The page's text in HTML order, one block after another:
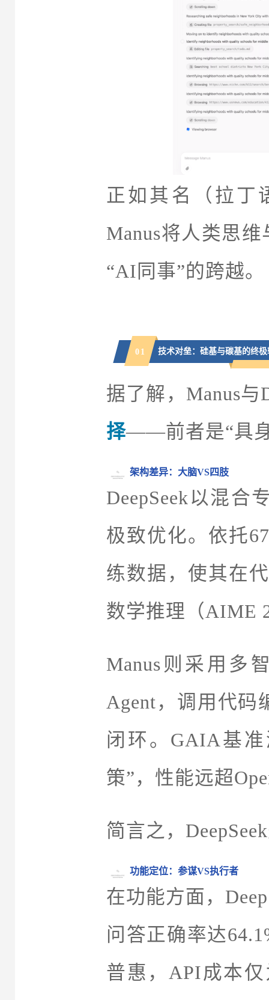
正如其名（拉丁
Manus将人类思
“AI同事”的跨越。
0 1 技术对垒：硅基与碳基的终
据了解，Manus与
择——前者是“具身
架构差异：大脑VS四肢
DeepSeek以混合
极致优化。依托
练数据，使其在
数学推理（AIME
Manus则采用多
Agent，调用代码
闭环。GAIA基
策”，性能远超
简言之，
功能定位：参谋VS执行者
在功能方面，
问答正确率达
普惠，API成本仅